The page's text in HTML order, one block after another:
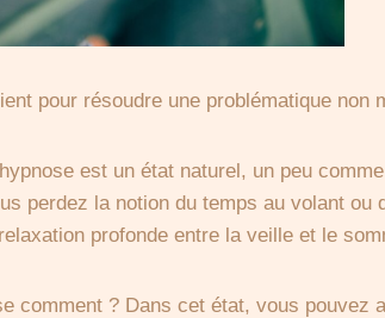
pour résoudre une problématique non
est un état naturel, un peu
perdez la notion du temps au volant ou
profonde entre la veille et le
comment ? Dans cet état, vous pouvez